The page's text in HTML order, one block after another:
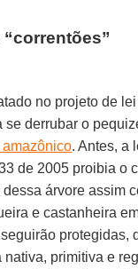
no projeto de
se derrubar o
amazônico. Antes, a
de 2005 proibia o
árvore assim
e castanheira
protegidas,
nativa, primitiva e